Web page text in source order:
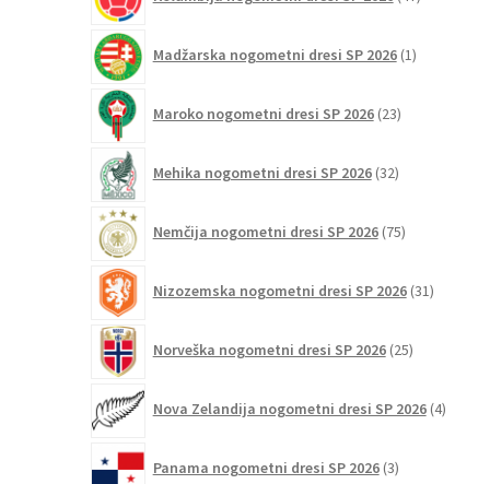
izdelkov
Madžarska nogometni dresi SP 2026 1izdelek
Maroko nogometni dresi SP 2026 23izdelkov
Mehika nogometni dresi SP 2026 32izdelkov
Nemčija nogometni dresi SP 2026 75izdelkov
Nizozemska nogometni dresi SP 2026 31izdelkov
Norveška nogometni dresi SP 2026 25izdelkov
Nova Zelandija nogometni dresi SP 2026 4izdelki
Panama nogometni dresi SP 2026 3izdelki